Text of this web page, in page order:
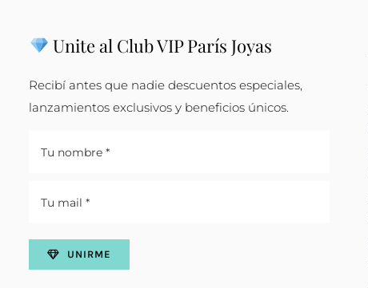
Unite al Club VIP París Joyas
Recibí antes que nadie descuentos especiales,
lanzamientos exclusivos y beneficios únicos.
UNIRME